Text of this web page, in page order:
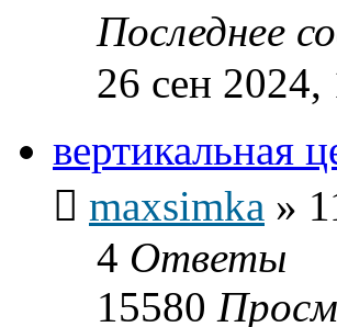
Последнее
26 сен 2024,
вертикальная
maxsimka »
4 Ответы
15580